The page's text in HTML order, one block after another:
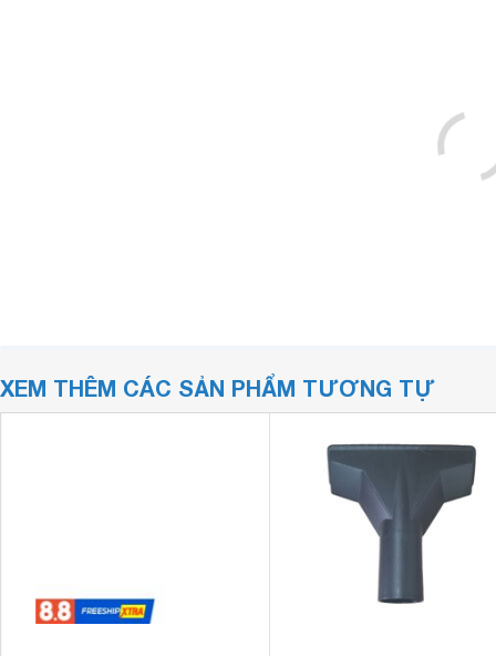
XEM THÊM CÁC SẢN PHẨM TƯƠNG TỰ